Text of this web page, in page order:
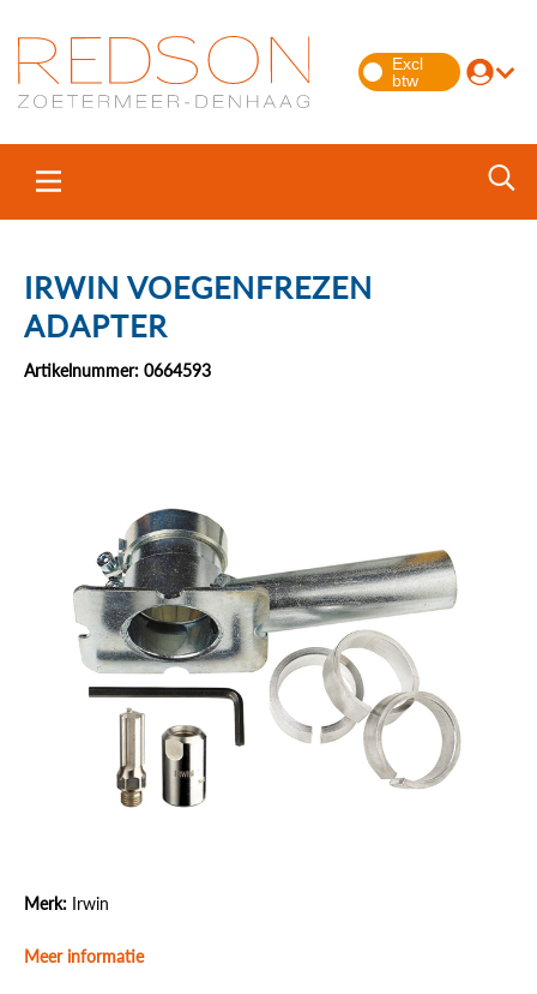
IRWIN VOEGENFREZEN
ADAPTER
Artikelnummer: 0664593
Merk: Irwin
Meer informatie